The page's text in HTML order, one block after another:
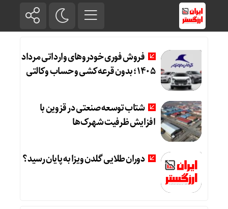
فروش فوری خودروهای وارداتی مرداد
۱۴۰۵؛ بدون قرعه‌کشی و حساب وکالتی
شتاب توسعه صنعتی در قزوین با
افزایش ظرفیت شهرک‌ها
دوران طلایی گلدن ویزا به پایان رسید؟